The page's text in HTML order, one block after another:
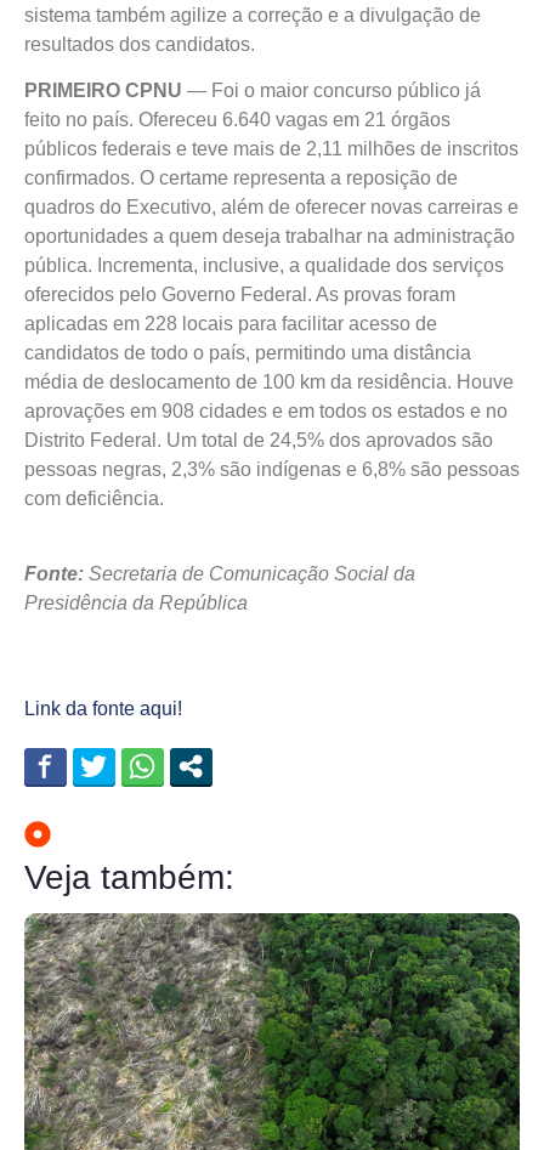
sistema também agilize a correção e a divulgação de
resultados dos candidatos.
PRIMEIRO CPNU — Foi o maior concurso público já
feito no país. Ofereceu 6.640 vagas em 21 órgãos
públicos federais e teve mais de 2,11 milhões de inscritos
confirmados. O certame representa a reposição de
quadros do Executivo, além de oferecer novas carreiras e
oportunidades a quem deseja trabalhar na administração
pública. Incrementa, inclusive, a qualidade dos serviços
oferecidos pelo Governo Federal. As provas foram
aplicadas em 228 locais para facilitar acesso de
candidatos de todo o país, permitindo uma distância
média de deslocamento de 100 km da residência. Houve
aprovações em 908 cidades e em todos os estados e no
Distrito Federal. Um total de 24,5% dos aprovados são
pessoas negras, 2,3% são indígenas e 6,8% são pessoas
com deficiência.
Fonte: Secretaria de Comunicação Social da
Presidência da República
Link da fonte aqui!
Veja também: